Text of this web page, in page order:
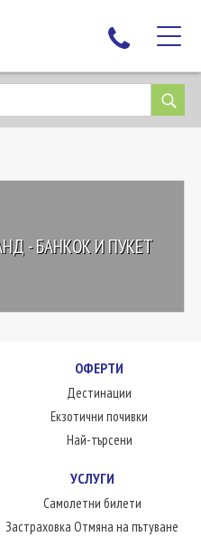
- БАНКОК И ПУКЕТ
ОФЕРТИ
Дестинации
Екзотични почивки
Най-търсени
УСЛУГИ
Самолетни билети
Застраховка Отмяна на пътуване